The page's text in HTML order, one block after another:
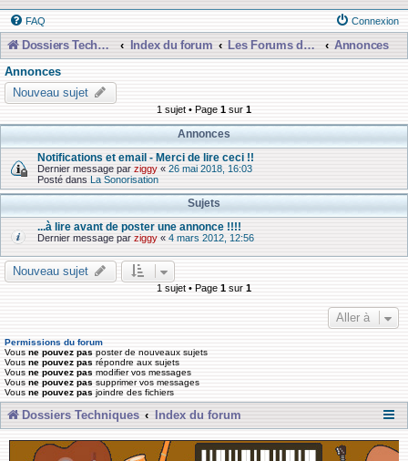
FAQ Connexion
Dossiers Techniques Index du forum Les Forums de Discussions
Annonces
Annonces
Nouveau sujet
1 sujet • Page 1 sur 1
Annonces
Notifications et email - Merci de lire ceci !!
Dernier message par ziggy « 26 mai 2018, 16:03
Posté dans La Sonorisation
Sujets
...à lire avant de poster une annonce !!!!
Dernier message par ziggy « 4 mars 2012, 12:56
Nouveau sujet
1 sujet • Page 1 sur 1
Aller à
Permissions du forum
Vous ne pouvez pas poster de nouveaux sujets
Vous ne pouvez pas répondre aux sujets
Vous ne pouvez pas modifier vos messages
Vous ne pouvez pas supprimer vos messages
Vous ne pouvez pas joindre des fichiers
Dossiers Techniques Index du forum